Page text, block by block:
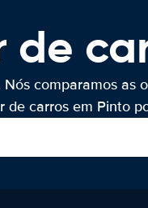
de
comparamos as
de carros em Pinto